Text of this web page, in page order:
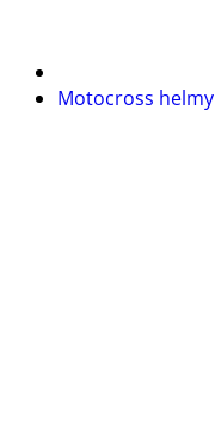
Motocross helmy